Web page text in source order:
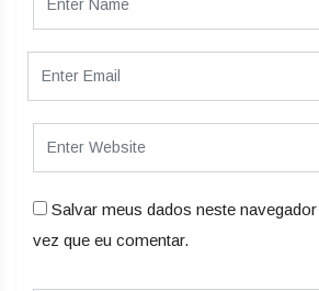
Salvar meus dados neste
vez que eu comentar.